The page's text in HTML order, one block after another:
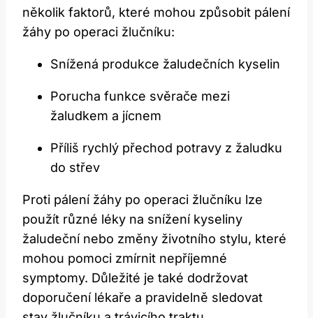
několik faktorů, které mohou způsobit pálení
žáhy po operaci žlučníku:
Snížená produkce žaludečních kyselin
Porucha funkce svěrače mezi
žaludkem a jícnem
Příliš rychlý přechod potravy z žaludku
do střev
Proti pálení žáhy po operaci žlučníku lze
použít různé léky na snížení kyseliny
žaludeční nebo změny životního stylu, které
mohou pomoci zmírnit nepříjemné
symptomy. Důležité je také dodržovat
doporučení lékaře a pravidelně sledovat